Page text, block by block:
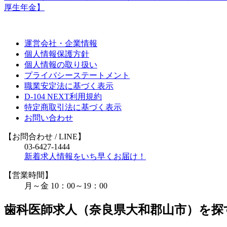
厚生年金】
運営会社・企業情報
個人情報保護方針
個人情報の取り扱い
プライバシーステートメント
職業安定法に基づく表示
D-104 NEXT利用規約
特定商取引法に基づく表示
お問い合わせ
【お問合わせ / LINE 】
03-6427-1444
新着求人情報をいち早くお届け！
【営業時間】
月～金 10：00～19：00
歯科医師求人（奈良県大和郡山市）を探